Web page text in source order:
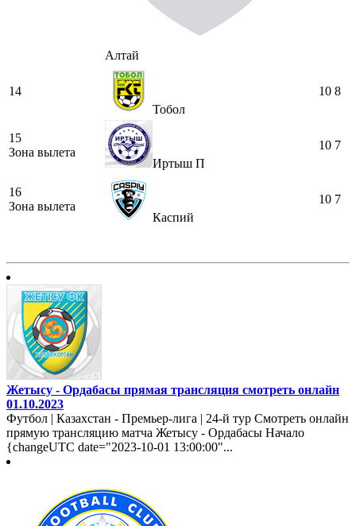
Алтай
14
Тобол
10 8
15
Зона вылета
Иртыш П
10 7
16
Зона вылета
Каспий
10 7
Жетысу - Ордабасы прямая трансляция смотреть онлайн
01.10.2023
Футбол | Казахстан - Премьер-лига | 24-й тур Смотреть онлайн
прямую трансляцию матча Жетысу - Ордабасы Начало
{changeUTC date="2023-10-01 13:00:00"...